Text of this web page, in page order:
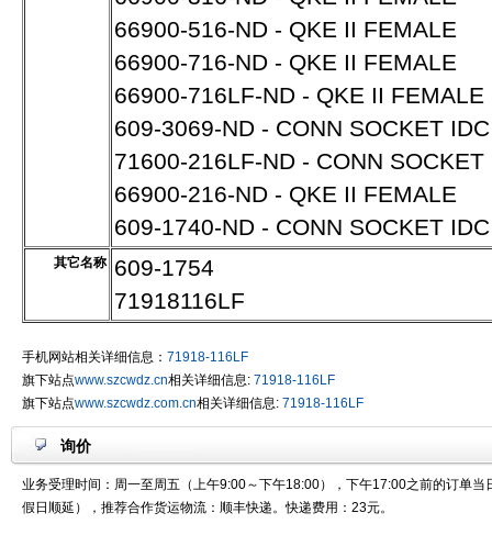
66900-516-ND - QKE II FEMALE
66900-716-ND - QKE II FEMALE
66900-716LF-ND - QKE II FEMALE
609-3069-ND - CONN SOCKET
71600-216LF-ND - CONN
66900-216-ND - QKE II FEMALE
609-1740-ND - CONN SOCKET
其它名称 609-1754
71918116LF
手机网站相关详细信息： 71918-116LF
旗下站点www.szcwdz.cn相关详细信息: 71918-116LF
旗下站点www.szcwdz.com.cn相关详细信息: 71918-116LF
询价
业务受理时间：周一至周五（上午9:00～下午18:00），下午17:00之前的订单
假日顺延），推荐合作货运物流：顺丰快递。快递费用：23元。